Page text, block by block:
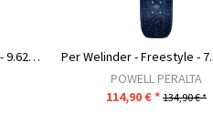
Per Welinder - Nordic Skull - 9.625" x 29.75" -...
POWELL PERALTA
114,90 € * 134,90 € *